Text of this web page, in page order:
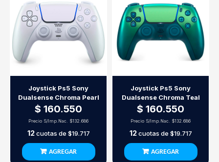
Joystick Ps5 Sony
Dualsense Chroma Pearl
$ 160.550
Precio S/Imp.Nac. $132.686
12cuotas de $19.717
AGREGAR
Joystick Ps5 Sony
Dualsense Chroma Teal
$ 160.550
Precio S/Imp.Nac. $132.686
12cuotas de $19.717
AGREGAR